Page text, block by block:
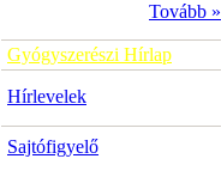
Tovább »
Gyógyszerészi Hírlap
Hírlevelek
Sajtófigyelő